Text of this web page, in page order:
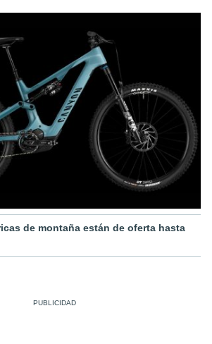
de montaña están de oferta hasta